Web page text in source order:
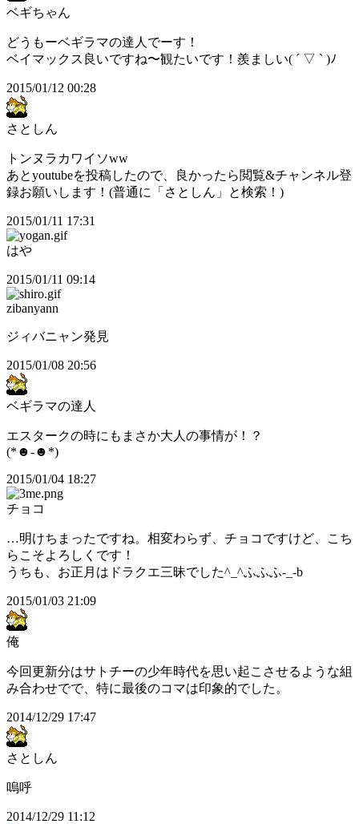
ベギちゃん
どうもーベギラマの達人でーす！
ベイマックス良いですね〜観たいです！羨ましい( ´ ▽ ` )ﾉ
2015/01/12 00:28
さとしん
トンヌラカワイソww
あとyoutubeを投稿したので、良かったら閲覧&チャンネル登
録お願いします！(普通に「さとしん」と検索！)
2015/01/11 17:31
はや
2015/01/11 09:14
zibanyann
ジィバニャン発見
2015/01/08 20:56
ベギラマの達人
エスタークの時にもまさか大人の事情が！？
(*☻-☻*)
2015/01/04 18:27
チョコ
…明けちまったですね。相変わらず、チョコですけど、こち
らこそよろしくです！
うちも、お正月はドラクエ三昧でした^_^ふふふ-_-b
2015/01/03 21:09
俺
今回更新分はサトチーの少年時代を思い起こさせるような組
み合わせでで、特に最後のコマは印象的でした。
2014/12/29 17:47
さとしん
嗚呼
2014/12/29 11:12